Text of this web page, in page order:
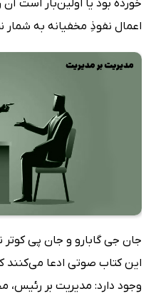
خورده بود یا اولین‌بار است
اعمال نفوذِ مخفیانه به شمار
جان جی گابارو و جان پی کوتر
این کتاب صوتی ادعا می‌کنند
وجود دارد: مدیریت بر رئیس،